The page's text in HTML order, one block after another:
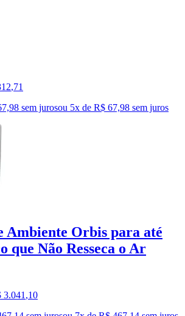
,71
sem jurosou 5x de R$ 67,98 sem juros
Ambiente Orbis para até
que Não Resseca o Ar
3.041 ,10